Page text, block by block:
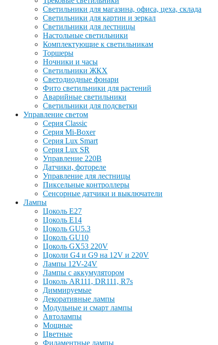
Светильники для магазина, офиса, цеха, склада
Светильники для картин и зеркал
Светильники для лестницы
Настольные светильники
Комплектующие к светильникам
Торшеры
Ночники и часы
Светильники ЖКХ
Светодиодные фонари
Фито светильники для растений
Аварийные светильники
Светильники для подсветки
Управление светом
Серия Classic
Серия Mi-Boxer
Серия Lux Smart
Серия Lux SR
Управление 220В
Датчики, фотореле
Управление для лестницы
Пиксельные контроллеры
Сенсорные датчики и выключатели
Лампы
Цоколь Е27
Цоколь Е14
Цоколь GU5.3
Цоколь GU10
Цоколь GX53 220V
Цоколи G4 и G9 на 12V и 220V
Лампы 12V-24V
Лампы с аккумулятором
Цоколь AR111, DR111, R7s
Диммируемые
Декоративные лампы
Модульные и смарт лампы
Автолампы
Мощные
Цветные
Филаментные лампы